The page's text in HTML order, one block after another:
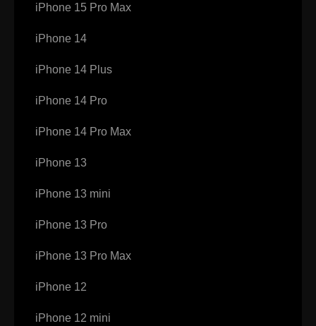
iPhone 15 Pro Max
iPhone 14
iPhone 14 Plus
iPhone 14 Pro
iPhone 14 Pro Max
iPhone 13
iPhone 13 mini
iPhone 13 Pro
iPhone 13 Pro Max
iPhone 12
iPhone 12 mini